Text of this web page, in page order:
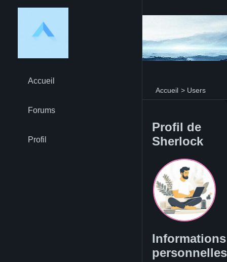
Accueil > Users
Accueil
Forums
Profil
Profil de
Sherlock
Informations
personnelles